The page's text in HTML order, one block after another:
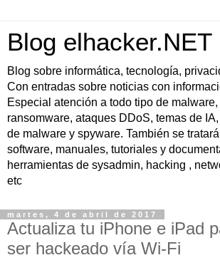
Blog elhacker.NET
Blog sobre informática, tecnología,
Con entradas sobre noticias con
Especial atención a todo tipo de malware,
ransomware, ataques DDoS, temas de
de malware y spyware. También se
software, manuales, tutoriales y
herramientas de sysadmin, hacking ,
etc
martes, 4 de abril de 2017
Actualiza tu iPhone e iPad
ser hackeado vía Wi-Fi